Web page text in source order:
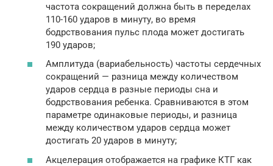
частота сокращений должна быть в переделах
110-160 ударов в минуту, во время
бодрствования пульс плода может достигать
190 ударов;
Амплитуда (вариабельность) частоты сердечных
сокращений — разница между количеством
ударов сердца в разные периоды сна и
бодрствования ребенка. Сравниваются в этом
параметре одинаковые периоды, и разница
между количеством ударов сердца может
достигать 20 ударов в минуту;
Акцелерация отображается на графике КТГ как